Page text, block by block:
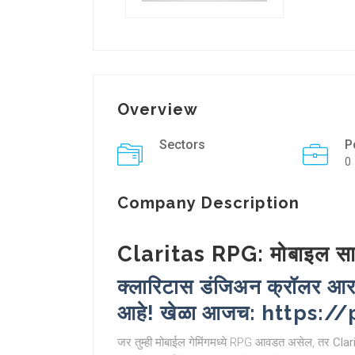
Overview
Sectors
0
Company Description
Claritas RPG: मोबाइल
क्लारिटास डंजिअन क्रॉलर
आहे! खेळा आजच: https://
जर तुम्ही मोबाईल गेमिंगमध्ये RPG आवडत असेल, तर